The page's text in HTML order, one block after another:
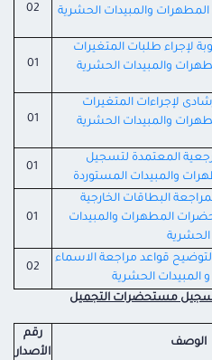
والمبيدات الحشرية
02
لإجراء طلبات المتغيرات
والمبيدات الحشرية
01
لإجراءات المتغيرات
والمبيدات الحشرية
01
المعتمدة لتسجيل
والمبيدات المستوردة
البطاقات الخارجية
المطهرات والمبيدات
الحشرية
قواعد مراجعة الاسماء
المبيدات الحشرية
02
لتسجيل مستحضرات التجميل
الوصف
رقم
الأصدار